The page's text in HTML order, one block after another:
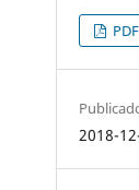
PDF
2018-